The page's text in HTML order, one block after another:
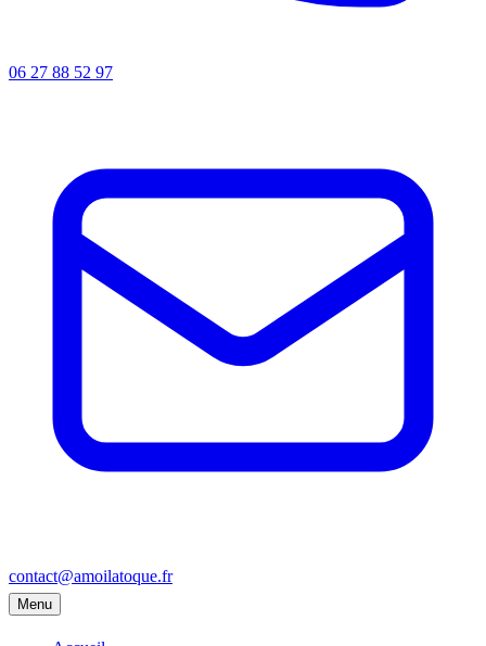
06 27 88 52 97
contact@amoilatoque.fr
Menu